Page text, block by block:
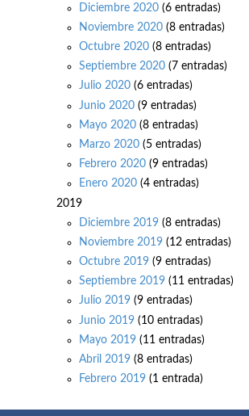
Diciembre 2020 (6 entradas)
Noviembre 2020 (8 entradas)
Octubre 2020 (8 entradas)
Septiembre 2020 (7 entradas)
Julio 2020 (6 entradas)
Junio 2020 (9 entradas)
Mayo 2020 (8 entradas)
Marzo 2020 (5 entradas)
Febrero 2020 (9 entradas)
Enero 2020 (4 entradas)
2019
Diciembre 2019 (8 entradas)
Noviembre 2019 (12 entradas)
Octubre 2019 (9 entradas)
Septiembre 2019 (11 entradas)
Julio 2019 (9 entradas)
Junio 2019 (10 entradas)
Mayo 2019 (11 entradas)
Abril 2019 (8 entradas)
Febrero 2019 (1 entrada)